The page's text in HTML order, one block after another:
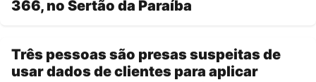
366, no Sertão da Paraíba
Três pessoas são presas suspeitas de
usar dados de clientes para aplicar